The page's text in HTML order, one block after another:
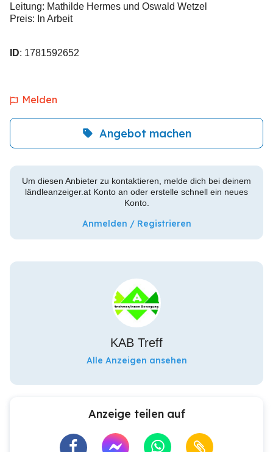
Leitung: Mathilde Hermes und Oswald Wetzel
Preis: In Arbeit
ID: 1781592652
Melden
Angebot machen
Um diesen Anbieter zu kontaktieren, melde dich bei deinem
ländleanzeiger.at Konto an oder erstelle schnell ein neues
Konto.
Anmelden / Registrieren
KAB Treff
Alle Anzeigen ansehen
Anzeige teilen auf